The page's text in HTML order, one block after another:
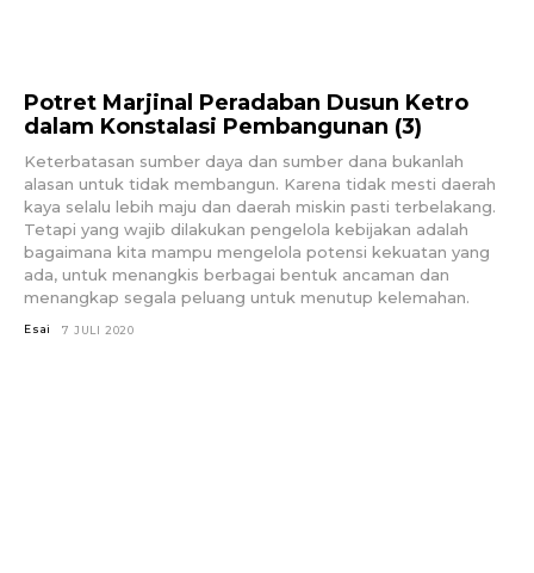
Potret Marjinal Peradaban Dusun Ketro
dalam Konstalasi Pembangunan (3)
Keterbatasan sumber daya dan sumber dana bukanlah
alasan untuk tidak membangun. Karena tidak mesti daerah
kaya selalu lebih maju dan daerah miskin pasti terbelakang.
Tetapi yang wajib dilakukan pengelola kebijakan adalah
bagaimana kita mampu mengelola potensi kekuatan yang
ada, untuk menangkis berbagai bentuk ancaman dan
menangkap segala peluang untuk menutup kelemahan.
Esai 7 JULI 2020